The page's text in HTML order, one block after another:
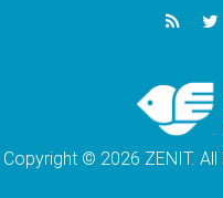
04.08.2026
Léon XIV
Au Nigéria,
Copyright © 2026 ZENIT.